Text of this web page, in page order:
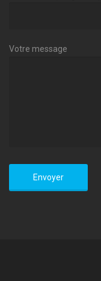
Votre message